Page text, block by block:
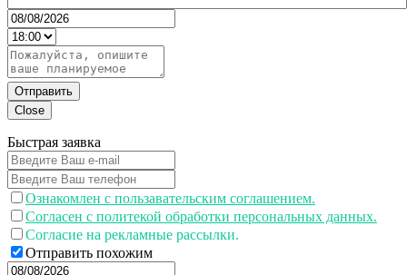
Отправить
Close
Быстрая заявка
Ознакомлен с пользавательским соглашением.
Согласен с политекой обработки персональных данных.
Согласие на рекламные рассылки.
Отправить похожим